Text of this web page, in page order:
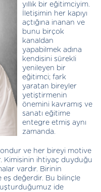
yıllık bir eğitimciyim.
İletişimin her kapıyı
açtığına inanan ve
bunu birçok
kanaldan
yapabilmek adına
kendisini sürekli
yenileyen bir
eğitimci; fark
yaratan bireyler
yetiştirmenin
önemini kavramış ve
sanatı eğitime
entegre etmiş aynı
zamanda.
ve her bireyi motive
Kimisinin ihtiyaç duyduğu
vardır. Birinin
eş değerdir. Bu bilinçle
ide